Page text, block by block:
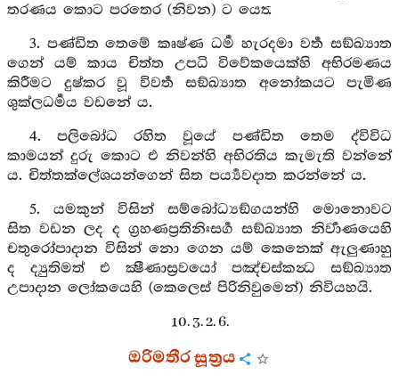
තරණය කොට පරතෙර (නිවන) ට යෙත්‍.
3. පණ්ඩිත තෙමේ කෘෂ්ණ ධර්‍ම හැරදමා වර්‍ත සඞ්ඛ්‍යාත
ගෙන් යම් කාය චිත්ත උපධි විවේකයෙක්හි අභිරමණය
කිරීමට දුෂ්කර වූ විවර්‍ත සඞ්ඛ්‍යාත අනෝකයට පැමිණ
ශුක්ලධර්‍මය වඩනේ ය.
4. පලිබෝධ රහිත වූයේ පණ්ඩිත තෙම ද්විවිධ
කාමයන් දුරු කොට එ නිවන්හි අභිරතිය කැමැති වන්නේ
ය. චිත්තක්ලේශයන්ගෙන් සිත පර්‍ය්‍යවදාත කරන්නේ ය.
5. යමකුන් විසින් සම්බෝධ්‍යඞ්ගයන්හි මොනොවට
සිත වඩන ලද ද ග්‍රහණප්‍රතිනිඃසර්‍ග සඞ්ඛ්‍යාත නිර්‍වාණයෙහි
චතුරෝපාදාන විසින් නො ගෙන යම් කෙනෙක් ඇලුණාහු
ද ද්‍යුතිමත් එ ක්‍ෂීණාස්‍රවයෝ පඤ්චස්කන්‍ධ සඞ්ඛ්‍යාත
උපාදාන ලෝකයෙහි (කෙලෙස් පිරිනිවුමෙන්) නිවියහයි.
10. 3. 2. 6.
ඔරිමතීර සූත්‍රය